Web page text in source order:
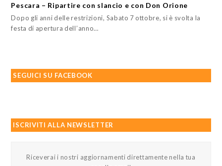
Pescara – Ripartire con slancio e con Don Orione
Dopo gli anni delle restrizioni, Sabato 7 ottobre, si è svolta la
festa di apertura dell’anno…
SEGUICI SU FACEBOOK
ISCRIVITI ALLA NEWSLETTER
Riceverai i nostri aggiornamenti direttamente nella tua